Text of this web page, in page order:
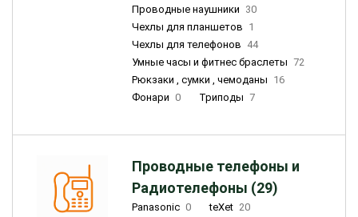
Проводные наушники 30
Чехлы для планшетов 1
Чехлы для телефонов 44
Умные часы и фитнес браслеты 72
Рюкзаки , сумки , чемоданы 16
Фонари 0 Триподы 7
Проводные телефоны и
Радиотелефоны (29)
Panasonic 0 teXet 20